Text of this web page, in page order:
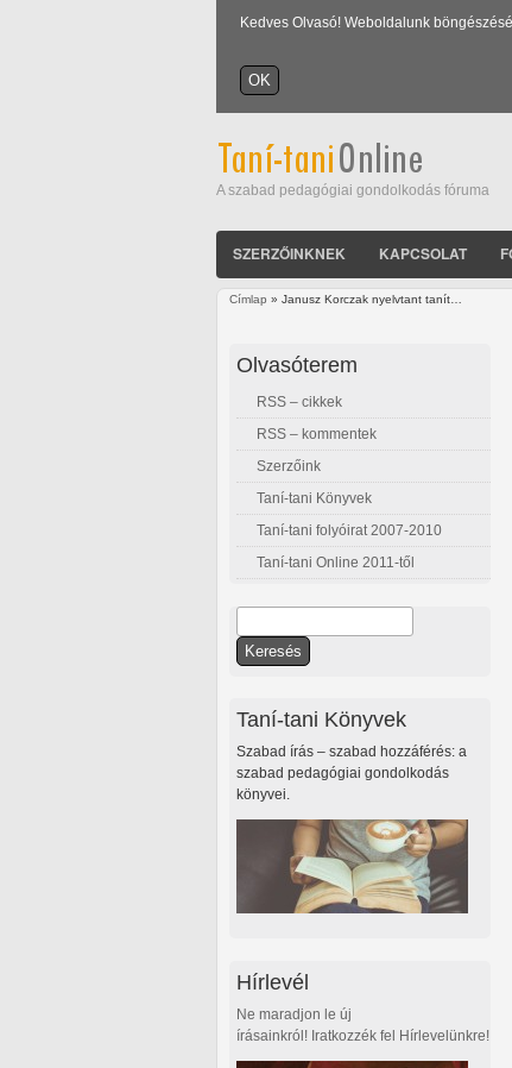
Kedves Olvasó! Weboldalunk
A szabad pedagógiai gondolkodás fóruma
SZERZŐINKNEK KAPCSOLAT
Címlap » Janusz Korczak nyelvtant tanít…
Olvasóterem
RSS – cikkek
RSS – kommentek
Szerzőink
Taní-tani Könyvek
Taní-tani folyóirat 2007-2010
Taní-tani Online 2011-től
Keresés űrlap
Taní-tani Könyvek
Szabad írás – szabad hozzáférés: a
szabad pedagógiai gondolkodás
könyvei.
Hírlevél
Ne maradjon le új
írásainkról! Iratkozzék fel Hírlevelünkre!